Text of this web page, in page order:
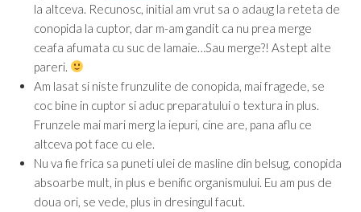
la altceva. Recunosc, initial am vrut sa o adaug la reteta de
conopida la cuptor, dar m-am gandit ca nu prea merge
ceafa afumata cu suc de lamaie…Sau merge?! Astept alte
pareri.
Am lasat si niste frunzulite de conopida, mai fragede, se
coc bine in cuptor si aduc preparatului o textura in plus.
Frunzele mai mari merg la iepuri, cine are, pana aflu ce
altceva pot face cu ele.
Nu va fie frica sa puneti ulei de masline din belsug, conopida
absoarbe mult, in plus e benific organismului. Eu am pus de
doua ori, se vede, plus in dresingul facut.